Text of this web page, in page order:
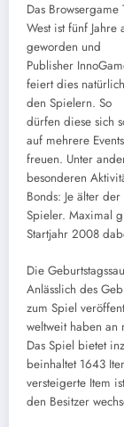
Das Browsergame
West ist fünf Jahre
geworden und
Publisher
feiert dies
den Spielern. So
dürfen diese sich
auf mehrere Events
freuen. Unter
besonderen
Bonds: Je älter
Spieler. Maximal
Startjahr 2008
Die
Anlässlich des
zum Spiel
weltweit haben an
Das Spiel bietet
beinhaltet 1643
versteigerte Item
den Besitzer